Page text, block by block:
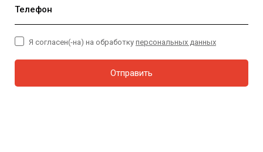
Телефон
Отправить
Я согласен(-на) на обработку персональных данных